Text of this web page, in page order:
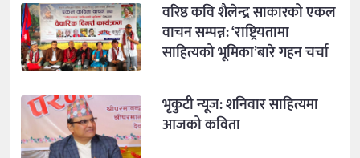
वरिष्ठ कवि शैलेन्द्र साकारको एकल
वाचन सम्पन्न: ‘राष्ट्रियतामा
साहित्यको भूमिका’बारे गहन चर्चा
भृकुटी न्यूज: शनिवार साहित्यमा
आजको कविता